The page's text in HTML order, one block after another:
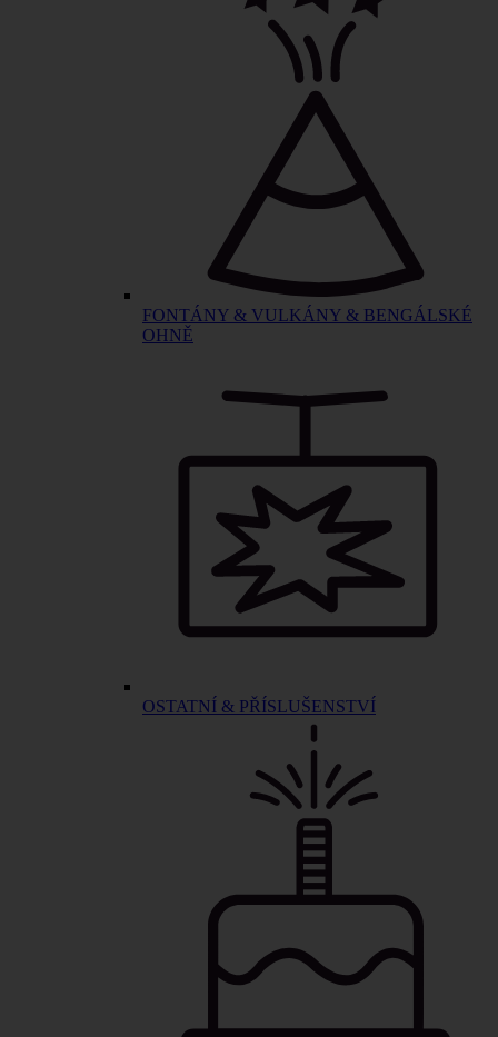
FONTÁNY & VULKÁNY & BENGÁLSKÉ
OHNĚ
OSTATNÍ & PŘÍSLUŠENSTVÍ